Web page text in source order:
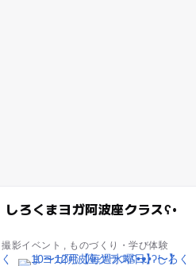
ろくまヨガ阿波座クラスʕ•
影イベント , ものづくり・学び体験